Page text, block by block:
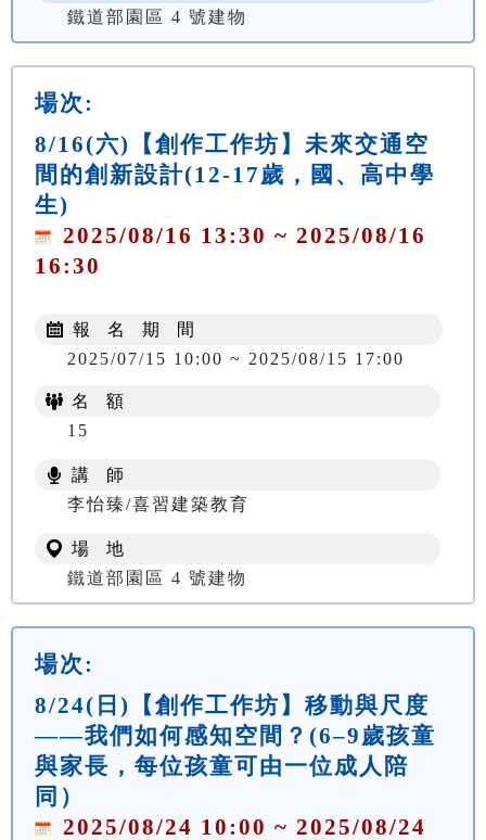
鐵道部園區 4 號建物
場次:
8/16(六)【創作工作坊】未來交通空
間的創新設計(12-17歲，國、高中學
生)
2025/08/16 13:30 ~ 2025/08/16
16:30
報 名 期 間
2025/07/15 10:00 ~ 2025/08/15 17:00
名 額
15
講 師
李怡臻/喜習建築教育
場 地
鐵道部園區 4 號建物
場次:
8/24(日)【創作工作坊】移動與尺度
——我們如何感知空間？(6–9歲孩童
與家長，每位孩童可由一位成人陪
同）
2025/08/24 10:00 ~ 2025/08/24